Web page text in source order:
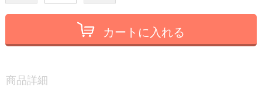
カートに入れる
商品詳細